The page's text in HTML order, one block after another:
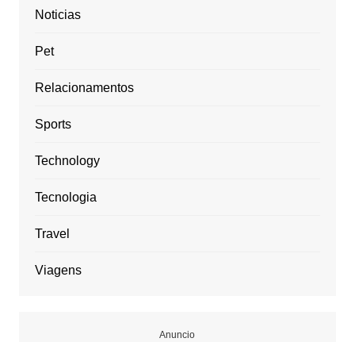
Noticias
Pet
Relacionamentos
Sports
Technology
Tecnologia
Travel
Viagens
Anuncio